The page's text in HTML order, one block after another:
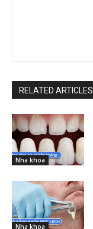
RELATED ARTICLES
Nha khoa
Nha khoa